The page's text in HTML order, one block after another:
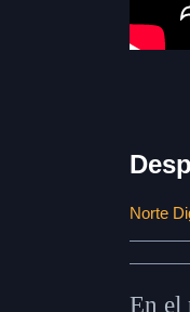
Norte
En el